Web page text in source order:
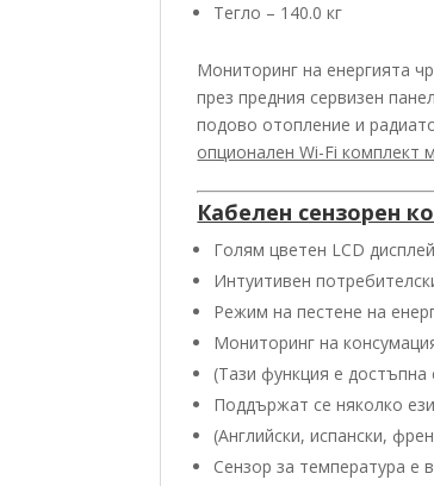
Тегло – 140.0 кг
Мониторинг на енергията
през предния сервизен
подово отопление и
опционален Wi-Fi комплект
Кабелен сензорен
Голям цветен LCD дисплей
Интуитивен
Режим на пестене на
Мониторинг на
(Тази функция е
Поддържат се няколко
(Английски, испански,
Сензор за температура е